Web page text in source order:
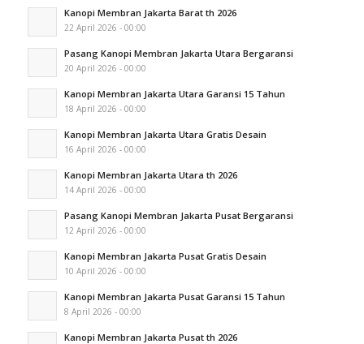
Kanopi Membran Jakarta Barat th 2026
22 April 2026 - 00:00
Pasang Kanopi Membran Jakarta Utara Bergaransi
20 April 2026 - 00:00
Kanopi Membran Jakarta Utara Garansi 15 Tahun
18 April 2026 - 00:00
Kanopi Membran Jakarta Utara Gratis Desain
16 April 2026 - 00:00
Kanopi Membran Jakarta Utara th 2026
14 April 2026 - 00:00
Pasang Kanopi Membran Jakarta Pusat Bergaransi
12 April 2026 - 00:00
Kanopi Membran Jakarta Pusat Gratis Desain
10 April 2026 - 00:00
Kanopi Membran Jakarta Pusat Garansi 15 Tahun
8 April 2026 - 00:00
Kanopi Membran Jakarta Pusat th 2026